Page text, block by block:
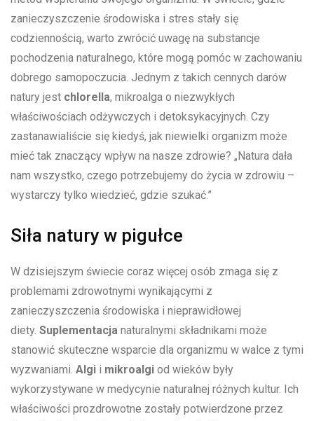
zanieczyszczenie środowiska i stres stały się
codziennością, warto zwrócić uwagę na substancje
pochodzenia naturalnego, które mogą pomóc w zachowaniu
dobrego samopoczucia. Jednym z takich cennych darów
natury jest chlorella, mikroalga o niezwykłych
właściwościach odżywczych i detoksykacyjnych. Czy
zastanawialiście się kiedyś, jak niewielki organizm może
mieć tak znaczący wpływ na nasze zdrowie? „Natura dała
nam wszystko, czego potrzebujemy do życia w zdrowiu –
wystarczy tylko wiedzieć, gdzie szukać.”
Siła natury w pigułce
W dzisiejszym świecie coraz więcej osób zmaga się z
problemami zdrowotnymi wynikającymi z
zanieczyszczenia środowiska i nieprawidłowej
diety. Suplementacja naturalnymi składnikami może
stanowić skuteczne wsparcie dla organizmu w walce z tymi
wyzwaniami. Algi i mikroalgi od wieków były
wykorzystywane w medycynie naturalnej różnych kultur. Ich
właściwości prozdrowotne zostały potwierdzone przez